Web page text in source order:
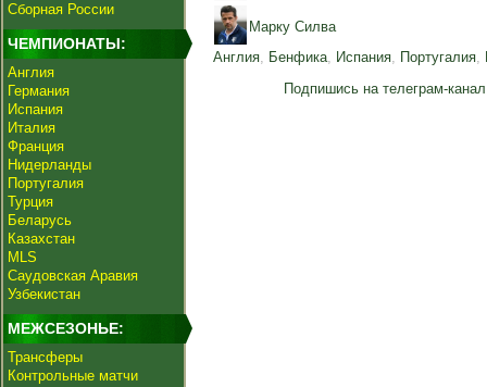
Сборная России
ЧЕМПИОНАТЫ:
Англия
Германия
Испания
Италия
Франция
Нидерланды
Португалия
Турция
Беларусь
Казахстан
MLS
Саудовская Аравия
Узбекистан
МЕЖСЕЗОНЬЕ:
Трансферы
Контрольные матчи
Марку Силва
Англия, Бенфика, Испания, Португалия,
Подпишись на телеграм-